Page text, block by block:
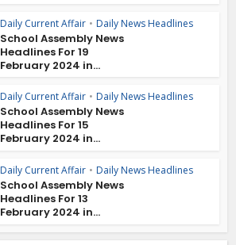
Daily Current Affair • Daily News Headlines
School Assembly News
Headlines For 19
February 2024 in...
Daily Current Affair • Daily News Headlines
School Assembly News
Headlines For 15
February 2024 in...
Daily Current Affair • Daily News Headlines
School Assembly News
Headlines For 13
February 2024 in...